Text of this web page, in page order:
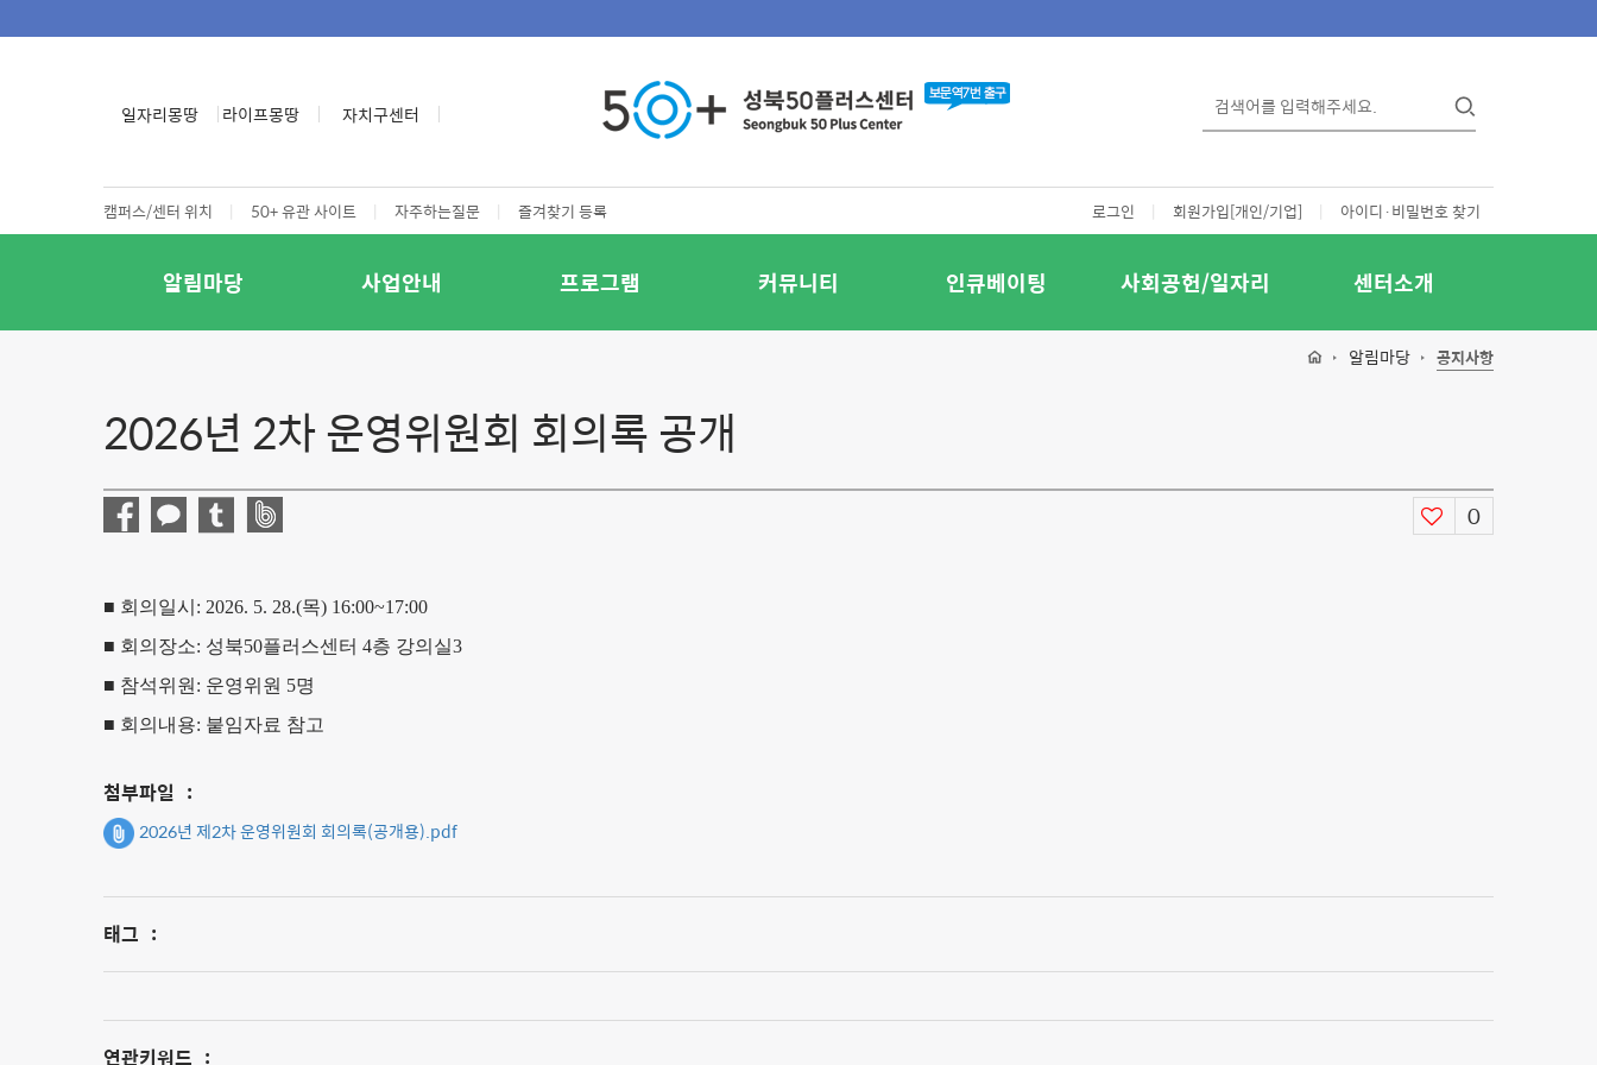
일자리몽땅 라이프몽땅 자치구센터
캠퍼스/센터 위치 | 50+ 유관 사이트 | 자주하는질문 | 즐겨찾기 등록 로그인 | 회원가입[개인/기업] | 아이디·비밀번호 찾기
알림마당 사업안내 프로그램 커뮤니티 인큐베이팅 사회공헌/일자리 센터소개
알림마당 공지사항
2026년 2차 운영위원회 회의록 공개
0
■ 회의일시 : 2026. 5. 28.(목) 16:00~17:00
■ 회의장소: 성북50플러스센터 4층 강의실3
■ 참석위원: 운영위원 5명
■ 회의내용: 붙임자료 참고
첨부파일 :
2026년 제2차 운영위원회 회의록(공개용).pdf
태그 :
연관키워드 :